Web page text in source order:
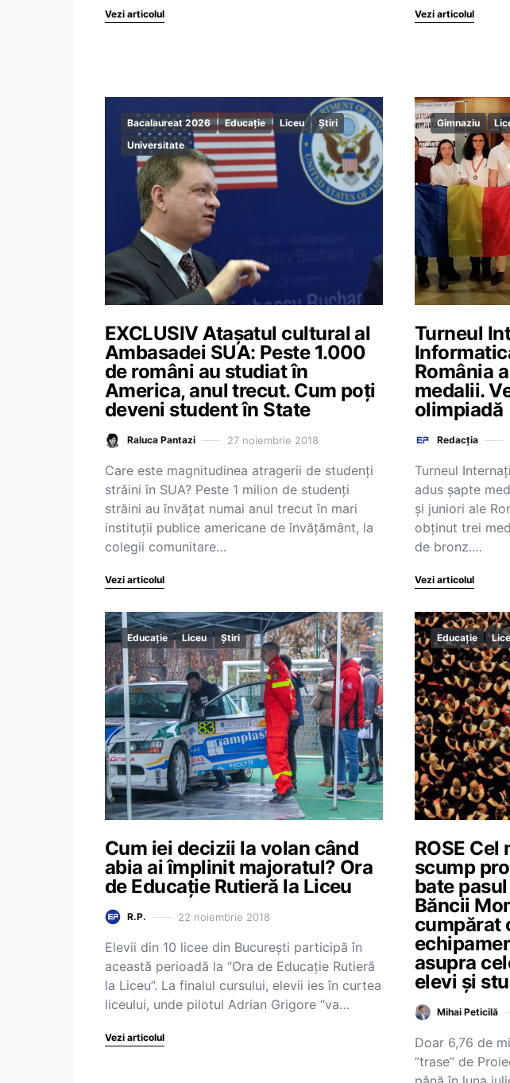
Vezi articolul Vezi articolul
Bacalaureat 2026 Educație Liceu
Știri
Universitate
EXCLUSIV Atașatul cultural al
Ambasadei SUA: Peste 1.000
de români au studiat în
America, anul trecut. Cum poți
deveni student în State
Raluca Pantazi 27 noiembrie 2018
Care este magnitudinea atragerii de studenți
străini în SUA? Peste 1 milion de studenți
străini au învățat numai anul trecut în mari
instituţii publice americane de învăţământ, la
colegii comunitare…
Vezi articolul
Gimnaziu
Turneul
România
medalii.
olimpiadă
Redacția
Turneul
adus șapte
și juniori ale
obținut trei
de bronz.…
Vezi articolul
Educație Liceu Știri
Cum iei decizii la volan când
abia ai împlinit majoratul? Ora
de Educație Rutieră la Liceu
R.P. 22 noiembrie 2018
Elevii din 10 licee din București participă în
această perioadă la “Ora de Educație Rutieră
la Liceu”. La finalul cursului, elevii ies în curtea
liceului, unde pilotul Adrian Grigore “va…
Vezi articolul
Educație
ROSE Cel
scump
bate
Băncii
cumpărat
asupra
elevi și
Mihai Peticilă
Doar 6,76 de
”trase” de